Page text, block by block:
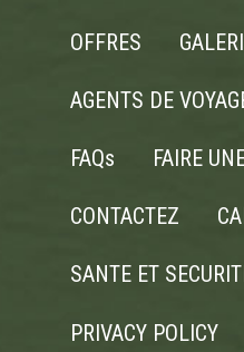
OFFRES
AGENTS DE
FAQs FAIRE
CONTACTEZ
SANTE ET
PRIVACY POLICY